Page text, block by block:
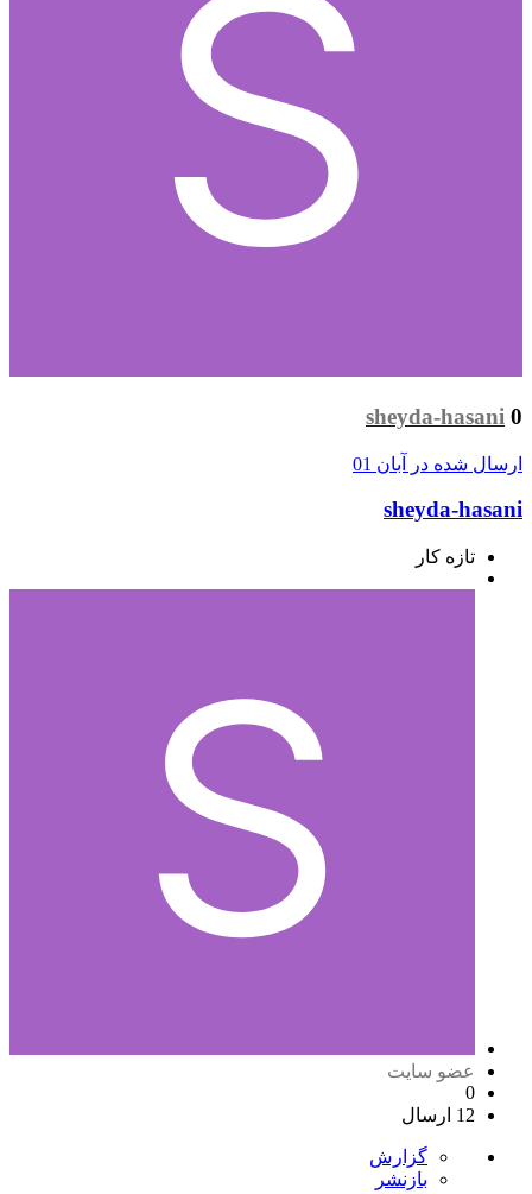
sheyda-hasani 0
ارسال شده در آبان 01
sheyda-hasani
تازه کار
عضو سایت
0
12 ارسال
گزارش
بازنشر